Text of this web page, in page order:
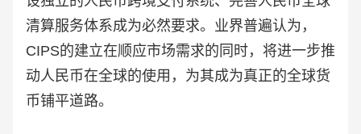
清算服务体系成为必然要求。业界普遍认为，
CIPS的建立在顺应市场需求的同时，将进一步推
动人民币在全球的使用，为其成为真正的全球货
币铺平道路。